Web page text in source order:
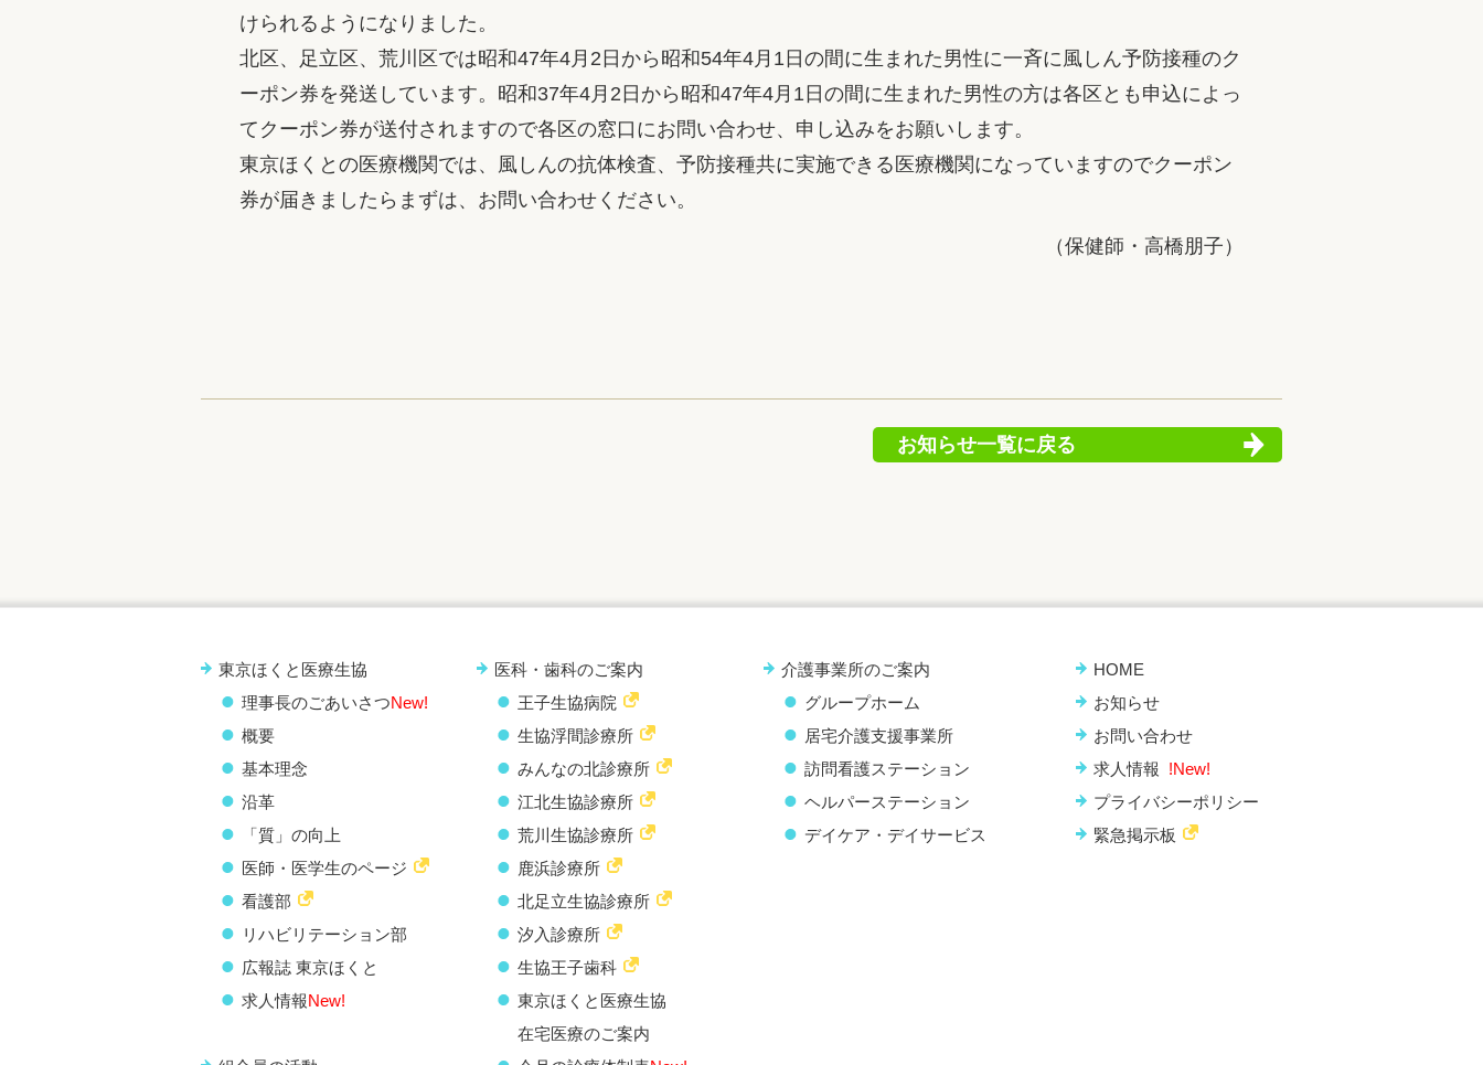
けられるようになりました。
北区、足立区、荒川区では昭和47年4月2日から昭和54年4月1日の間に生まれた男性に一斉に風しん予防接種のク
ーポン券を発送しています。昭和37年4月2日から昭和47年4月1日の間に生まれた男性の方は各区とも申込によっ
てクーポン券が送付されますので各区の窓口にお問い合わせ、申し込みをお願いします。
東京ほくとの医療機関では、風しんの抗体検査、予防接種共に実施できる医療機関になっていますのでクーポン
券が届きましたらまずは、お問い合わせください。
（保健師・高橋朋子）
お知らせ一覧に戻る
東京ほくと医療生協
理事長のごあいさつNew!
概要
基本理念
沿革
「質」の向上
医師・医学生のページ
看護部
リハビリテーション部
広報誌 東京ほくと
求人情報New!
医科・歯科のご案内
王子生協病院
生協浮間診療所
みんなの北診療所
江北生協診療所
荒川生協診療所
鹿浜診療所
北足立生協診療所
汐入診療所
生協王子歯科
東京ほくと医療生協
在宅医療のご案内
介護事業所のご案内
グループホーム
居宅介護支援事業所
訪問看護ステーション
ヘルパーステーション
デイケア・デイサービス
HOME
お知らせ
お問い合わせ
求人情報 !New!
プライバシーポリシー
緊急掲示板